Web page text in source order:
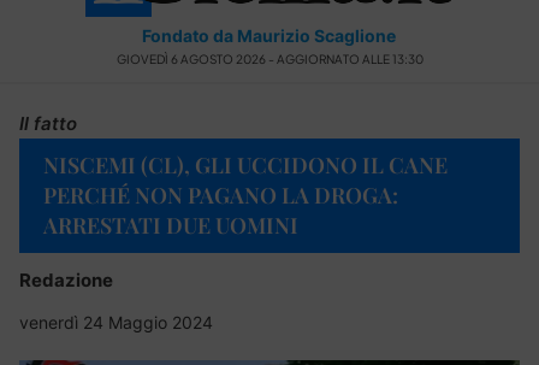
Fondato da Maurizio Scaglione
GIOVEDÌ 6 AGOSTO 2026 - AGGIORNATO ALLE 13:30
Il fatto
NISCEMI (CL), GLI UCCIDONO IL CANE
PERCHÉ NON PAGANO LA DROGA:
ARRESTATI DUE UOMINI
Redazione
venerdì 24 Maggio 2024